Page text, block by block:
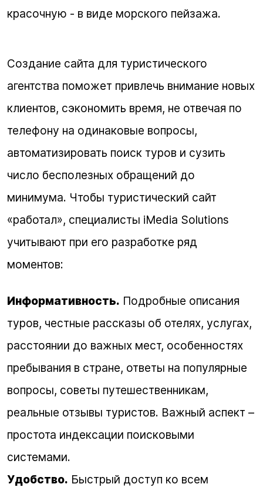
красочную - в виде морского пейзажа.
Создание сайта для туристического
агентства поможет привлечь внимание новых
клиентов, сэкономить время, не отвечая по
телефону на одинаковые вопросы,
автоматизировать поиск туров и сузить
число бесполезных обращений до
минимума. Чтобы туристический сайт
«работал», специалисты iMedia Solutions
учитывают при его разработке ряд
моментов:
Информативность. Подробные описания
туров, честные рассказы об отелях, услугах,
расстоянии до важных мест, особенностях
пребывания в стране, ответы на популярные
вопросы, советы путешественникам,
реальные отзывы туристов. Важный аспект –
простота индексации поисковыми
системами.
Удобство. Быстрый доступ ко всем